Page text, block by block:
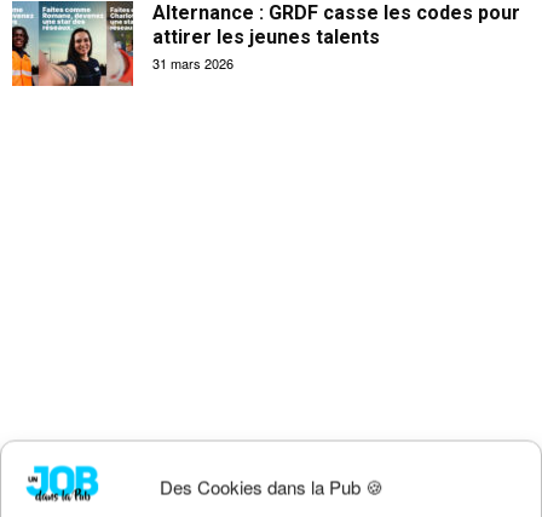
Des Cookies dans la Pub 🍪
Alternance : GRDF casse les codes pour
attirer les jeunes talents
31 mars 2026